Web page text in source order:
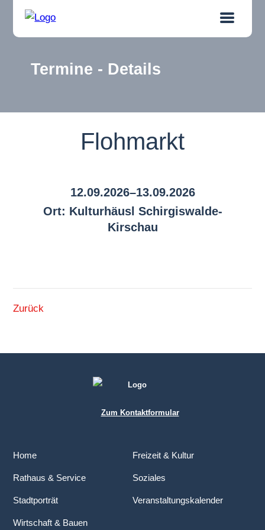
Termine - Details
Flohmarkt
12.09.2026–13.09.2026
Ort: Kulturhäusl Schirgiswalde-
Kirschau
Zurück
Zum Kontaktformular
Home
Rathaus & Service
Stadtporträt
Wirtschaft & Bauen
Freizeit & Kultur
Soziales
Veranstaltungskalender